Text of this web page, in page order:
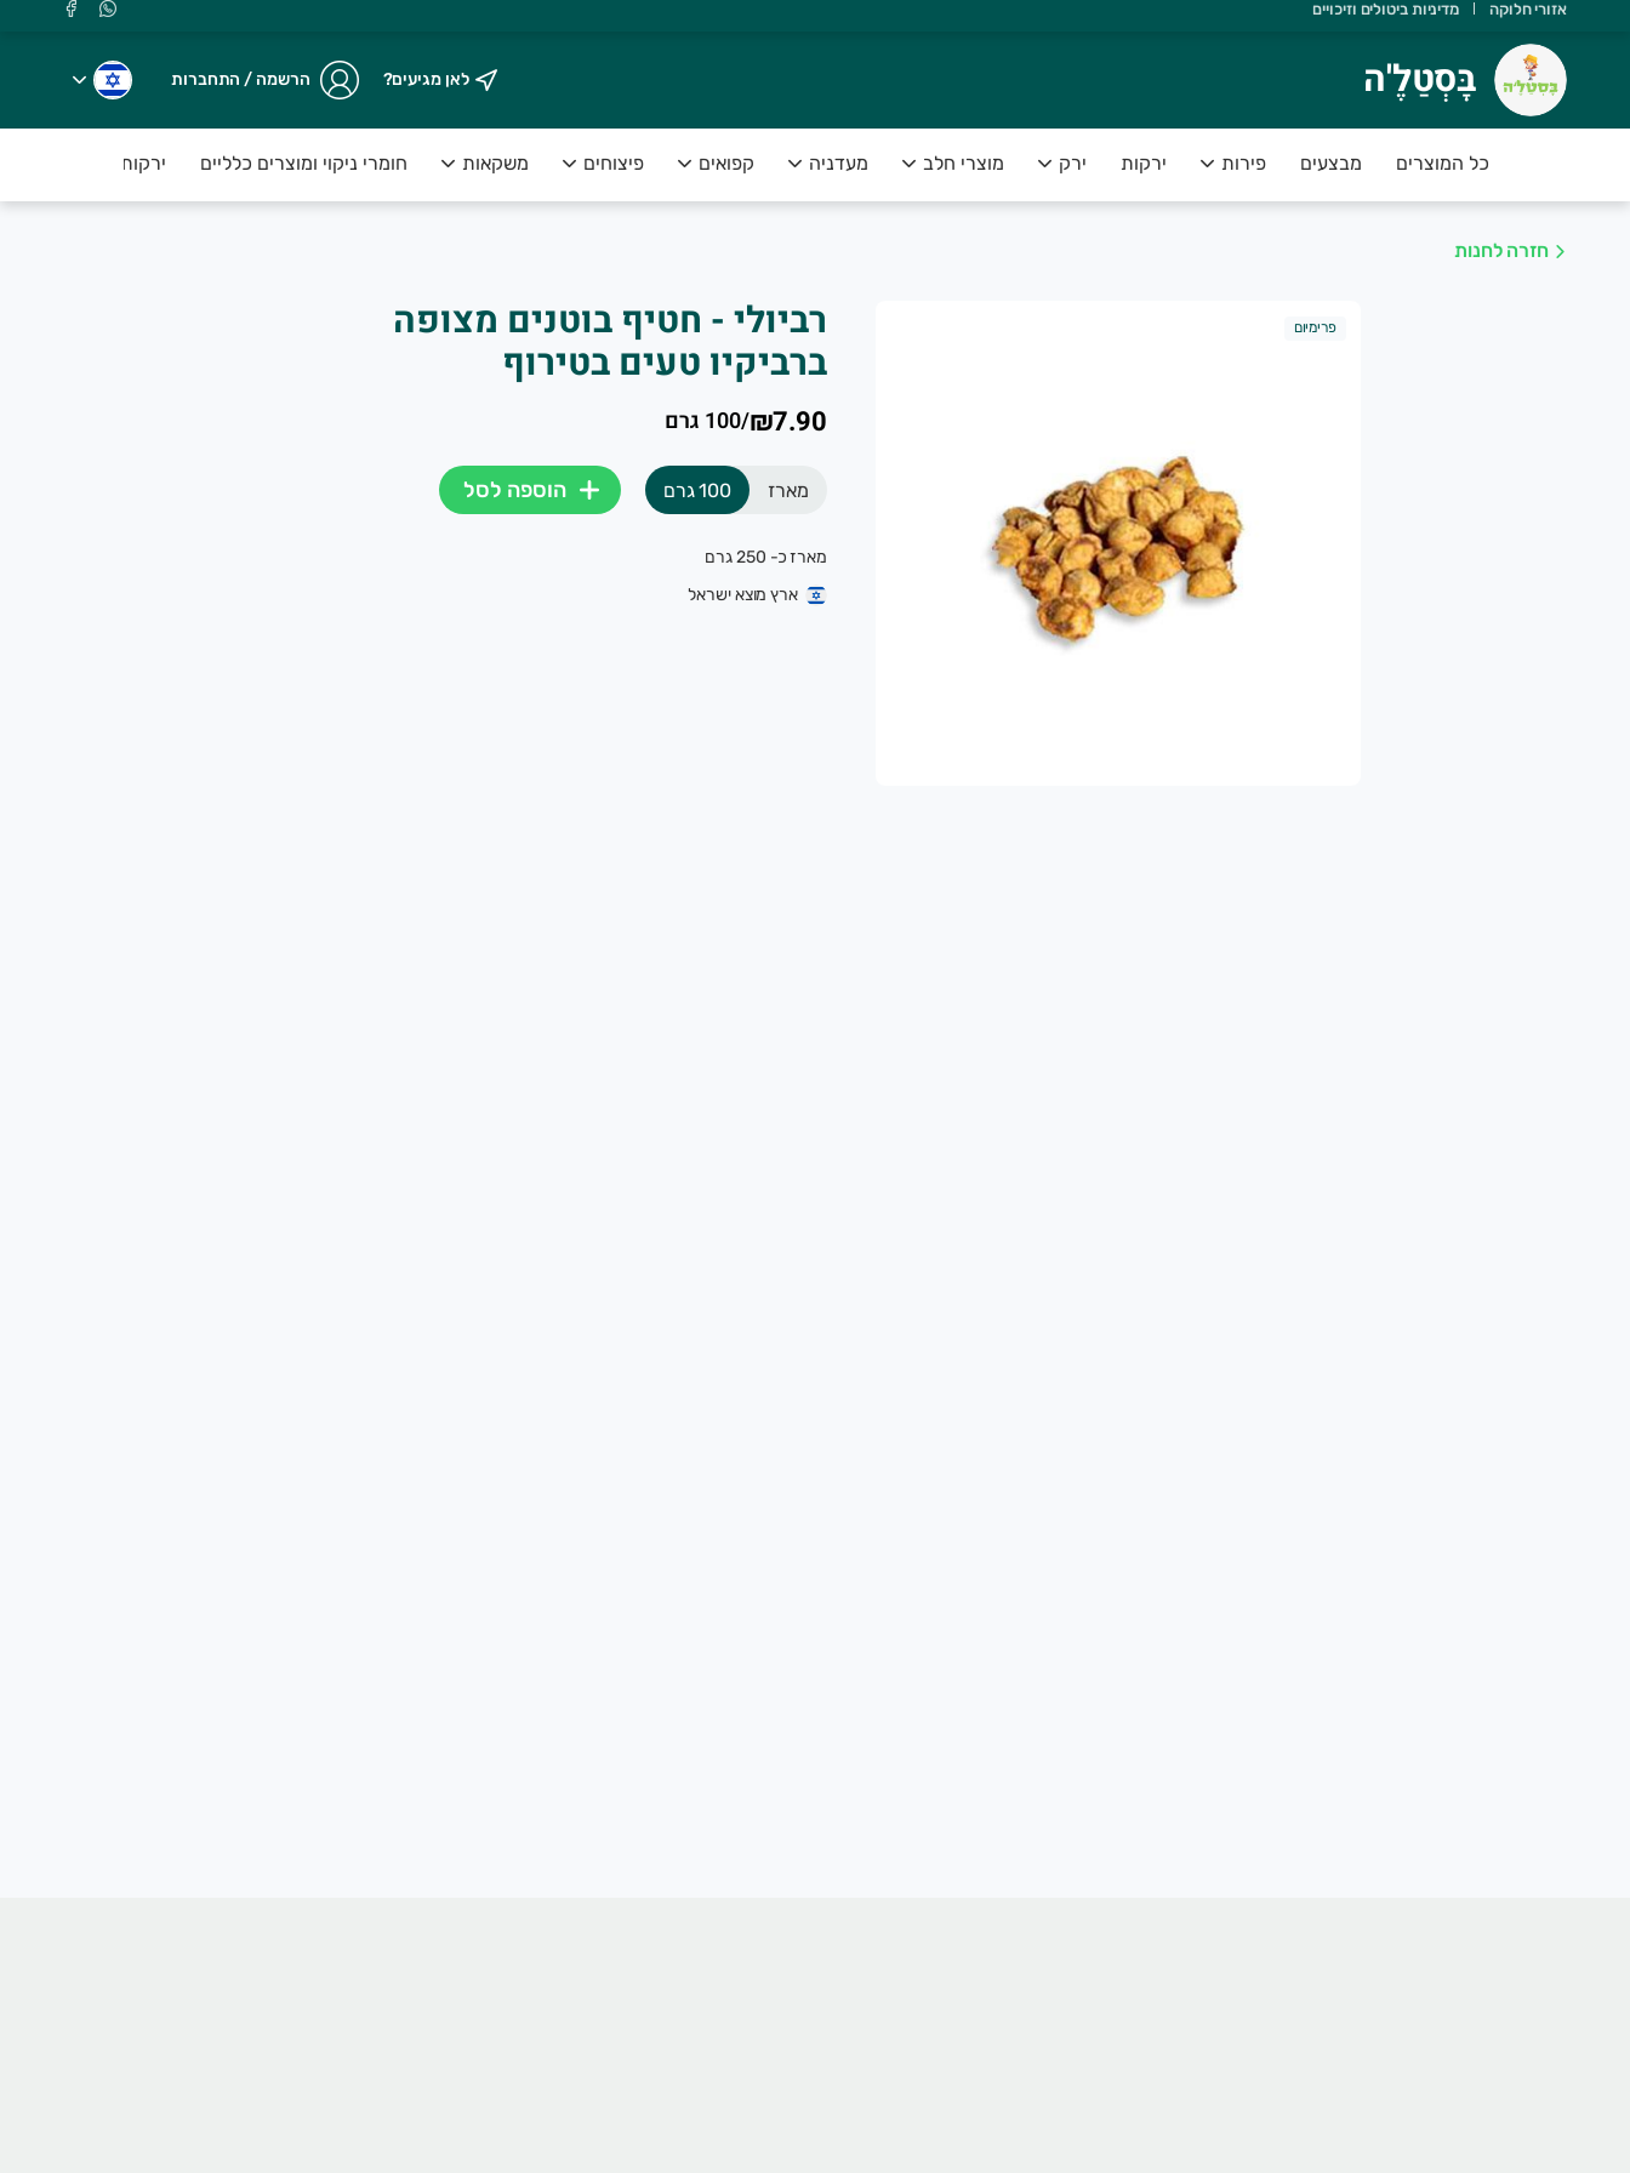
בָּסְטַלֶ'ה
חשוב שתדעו ש:
✅ הפירות והירקות בסטנדרט פרימיום
השירות של בָּסְטַלֶ'ה מספק פיתרון מושלם לקהל לקוחותינו אשר רוצה להנות מפירות וירקות טריים ומובחרים לצד שירות אדיב ומקצועי.
אזורי חלוקה מדיניות ביטולים וזיכויים
בָּסְטַלֶ'ה לאן מגיעים? הרשמה / התחברות
כל המוצרים מבצעים פירות ירקות ירק מוצרי חלב מעדניה קפואים פיצוחים משקאות חומרי ניקוי ומוצרים כלליים ירקות טריים ארוזים
חזרה לחנות
פרימיום רביולי - חטיף בוטנים מצופה
ברביקיו טעים בטירוף
₪7.90
/100 גרם
מארז 100 גרם הוספה לסל
מארז כ- 250 גרם
ארץ מוצא ישראל